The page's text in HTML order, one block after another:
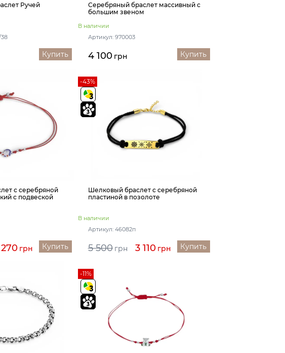
Ручей
Купить
Серебряный браслет массивный с
большим звеном
В наличии
Артикул: 970003
4 100 грн Купить
с серебряной
с подвеской
270 грн Купить
-43%
Шелковый браслет с серебряной
пластиной в позолоте
В наличии
Артикул: 46082п
5 500 грн 3 110 грн Купить
-11%